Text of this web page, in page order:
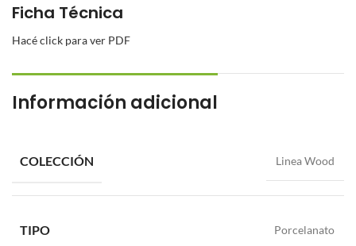
Ficha Técnica
Hacé click para ver PDF
Información adicional
COLECCIÓN Linea Wood
TIPO Porcelanato